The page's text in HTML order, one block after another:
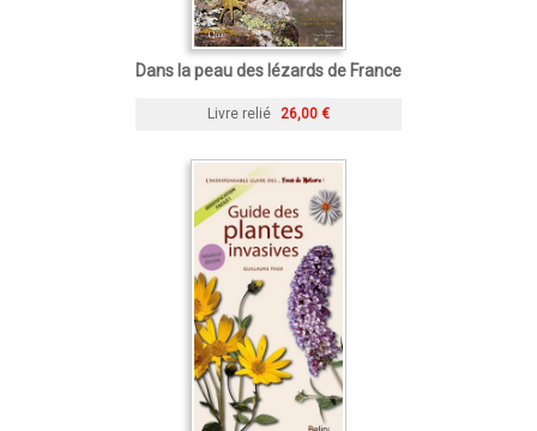
Dans la peau des lézards de France
Livre relié 26,00 €